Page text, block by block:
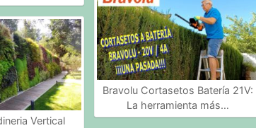
Vertical
Bravolu Cortasetos Batería 21V:
La herramienta más…